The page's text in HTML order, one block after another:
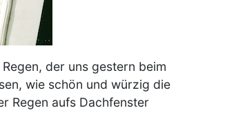
der uns gestern beim
wie schön und würzig die
Regen aufs Dachfenster